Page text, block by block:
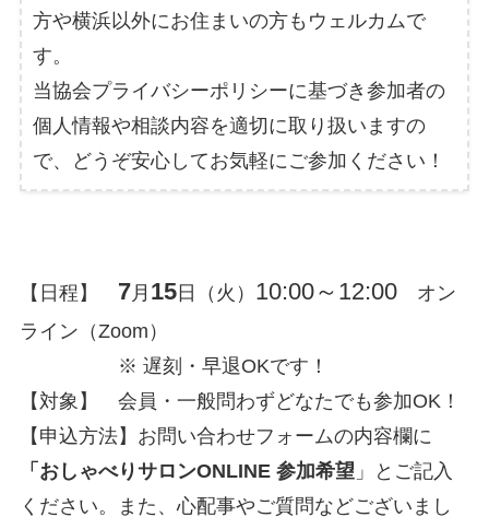
方や横浜以外にお住まいの方もウェルカムで
す。
当協会プライバシーポリシーに基づき参加者の
個人情報や相談内容を適切に取り扱いますの
で、どうぞ安心してお気軽にご参加ください！
【日程】 7月 15日（火） 10:00～12:00オン
ライン（Zoom）
※ 遅刻・早退OKです！
【対象】 会員・一般問わずどなたでも参加OK！
【申込方法】お問い合わせフォームの内容欄に
「おしゃべりサロンONLINE 参加希望」とご記入
ください。また、心配事やご質問などございまし